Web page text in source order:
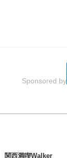
Sponsored by
関西満喫Walker